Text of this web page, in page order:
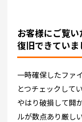
お客様にご覧
復旧できていま
一時確保したファ
とつチェックして
やはり破損して開
ルが数点あり厳し